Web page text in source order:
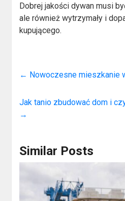
Dobrej jakości dywan musi
ale również wytrzymały i
kupującego.
← Nowoczesne mieszkanie
Jak tanio zbudować dom i
→
Similar Posts